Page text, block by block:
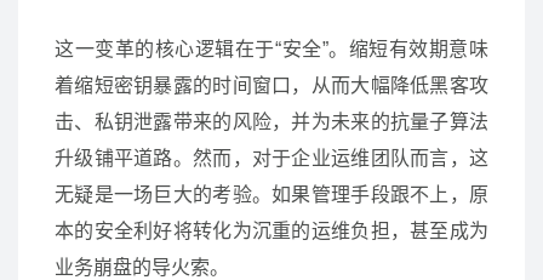
这一变革的核心逻辑在于“安全”。缩短有效期意味
着缩短密钥暴露的时间窗口，从而大幅降低黑客攻
击、私钥泄露带来的风险，并为未来的抗量子算法
升级铺平道路。然而，对于企业运维团队而言，这
无疑是一场巨大的考验。如果管理手段跟不上，原
本的安全利好将转化为沉重的运维负担，甚至成为
业务崩盘的导火索。